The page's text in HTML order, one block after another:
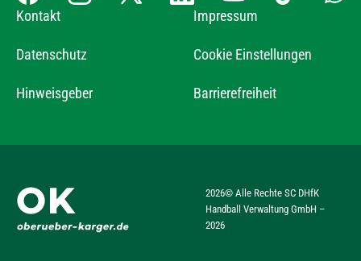
Kontakt Impressum
Datenschutz Cookie Einstellungen
Hinweisgeber Barrierefreiheit
2026© Alle Rechte SC DHfK
Handball Verwaltung GmbH –
2026